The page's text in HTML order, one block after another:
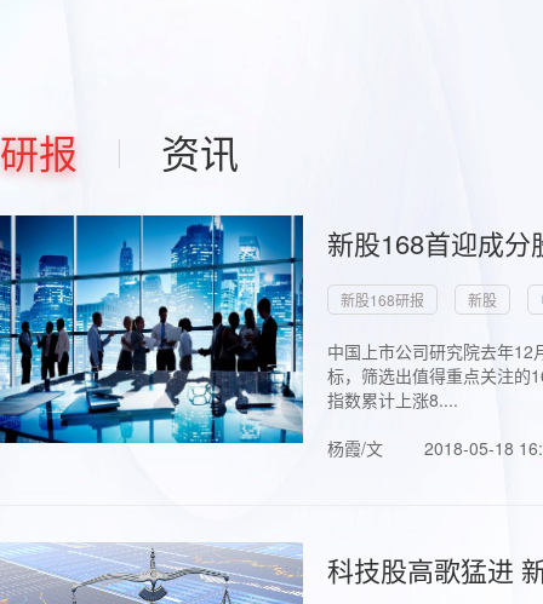
研报 资讯
新股168首迎成
新股168研报 新股
中国上市公司研究院去年
标，筛选出值得重点关注的
指数累计上涨8....
杨霞/文
2018-05-18
科技股高歌猛进